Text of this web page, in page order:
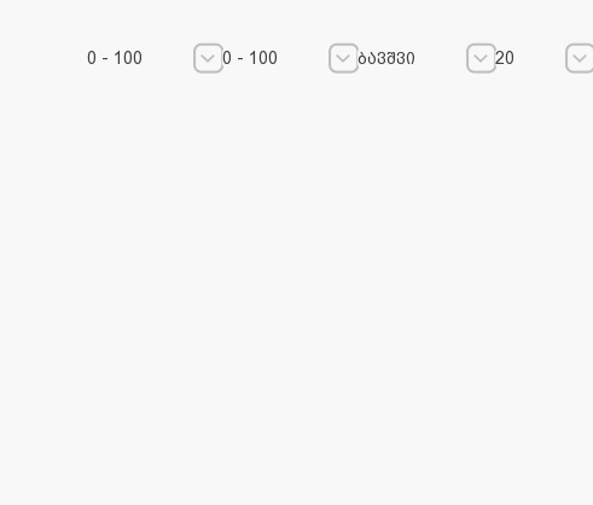
0 - 100
0 - 100 ბავშვი
20